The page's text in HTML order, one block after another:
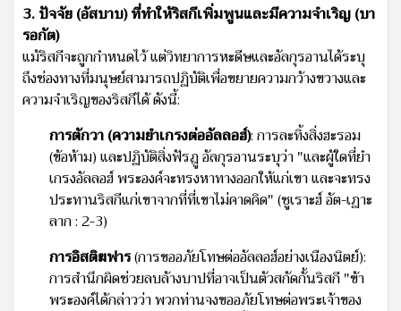
3. ปัจจัย (อัสบาบ) ที่ทำให้ริสกีเพิ่มพูนและมีความจำเริญ (บา
รอกัต)
แม้ริสกีจะถูกกำหนดไว้ แต่วิทยาการหะดีษและอัลกุรอานได้ระบุ
ถึงช่องทางที่มนุษย์สามารถปฏิบัติเพื่อขยายความกว้างขวางและ
ความจำเริญของริสกีได้ ดังนี้:
การตักวา (ความยำเกรงต่ออัลลอฮ์): การละทิ้งสิ่งฮะรอม
(ข้อห้าม) และปฏิบัติสิ่งฟัรฎู อัลกุรอานระบุว่า "และผู้ใดที่ยำ
เกรงอัลลอฮ์ พระองค์จะทรงหาทางออกให้แก่เขา และจะทรง
ประทานริสกีแก่เขาจากที่ที่เขาไม่คาดคิด" (ซูเราะฮ์ อัต-เฏาะ
ลาก : 2-3)
การอิสติฆฟาร(การขออภัยโทษต่ออัลลอฮ์อย่างเนืองนิตย์):
การสำนึกผิดช่วยลบล้างบาปที่อาจเป็นตัวสกัดกั้นริสกี "ข้า
พระองค์ได้กล่าวว่า พวกท่านจงขออภัยโทษต่อพระเจ้าของ